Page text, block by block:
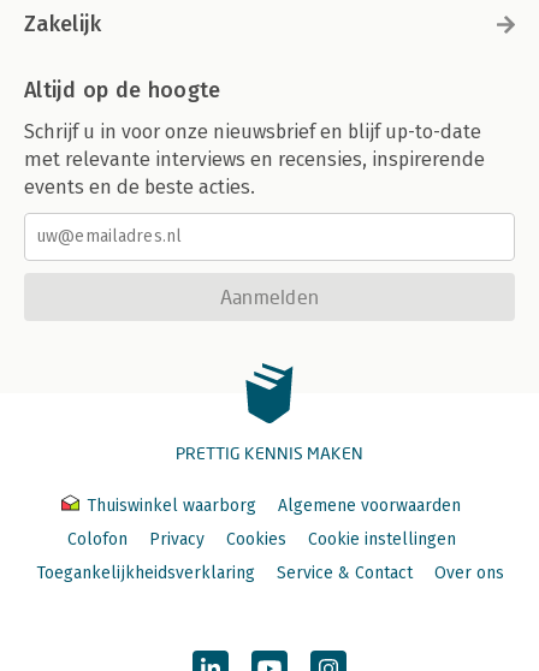
Zakelijk
Altijd op de hoogte
Schrijf u in voor onze nieuwsbrief en blijf up-to-date
met relevante interviews en recensies, inspirerende
events en de beste acties.
Aanmelden
PRETTIG KENNIS MAKEN
Thuiswinkel waarborg
Algemene voorwaarden
Colofon
Privacy Cookies
Cookie instellingen
Toegankelijkheidsverklaring
Service & Contact Over ons